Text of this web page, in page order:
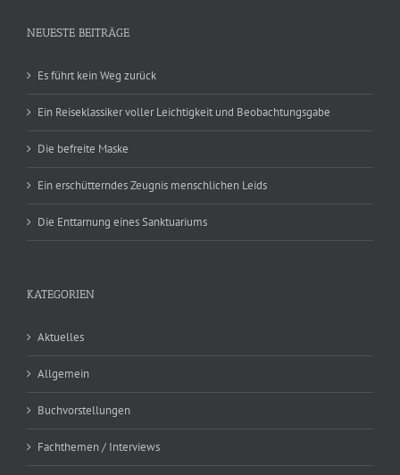
NEUESTE BEITRÄGE
Es führt kein Weg zurück
Ein Reiseklassiker voller Leichtigkeit und Beobachtungsgabe
Die befreite Maske
Ein erschütterndes Zeugnis menschlichen Leids
Die Enttarnung eines Sanktuariums
KATEGORIEN
Aktuelles
Allgemein
Buchvorstellungen
Fachthemen / Interviews